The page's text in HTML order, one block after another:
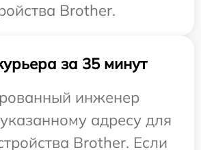
Brother.
за 35 минут
инженер
адресу для
Brother. Если